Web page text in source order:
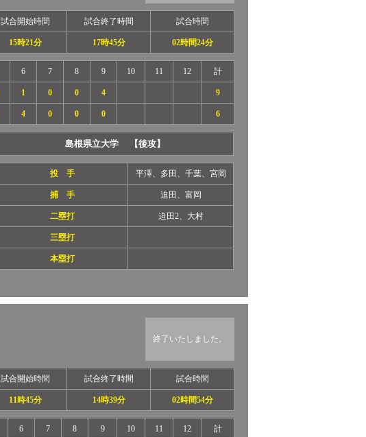
試合開始時間 試合終了時間 試合時間
15時21分 17時45分 02時間24分
6 7 8 9 10 11 12 計
1 0 0 4 9
4 0 0 0 6
島根県立大学 【後攻】
投 手 平澤、多田、千葉、宮岡
捕 手 迫田、富岡
二塁打 迫田2、大村
三塁打
本塁打
終了いたしました。
試合開始時間 試合終了時間 試合時間
11時45分 14時39分 02時間54分
6 7 8 9 10 11 12 計